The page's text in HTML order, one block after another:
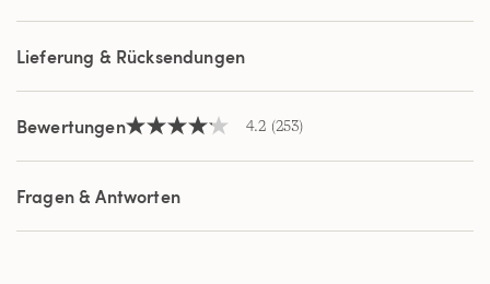
Lieferung & Rücksendungen
Bewertungen4.2
5
Sternen,
Durchschnittswert
Bewertung.
4.2 (253)
Fragen & Antworten